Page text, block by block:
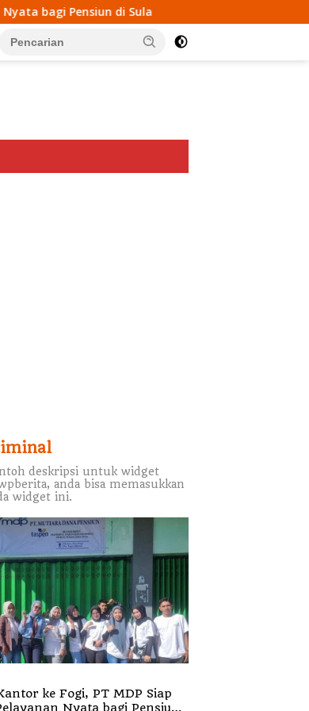
di Sula Wakil Ketua Komisi I DPRD Sula
deskripsi untuk widget
anda bisa memasukkan
widget ini.
ke Fogi, PT MDP Siap
Nyata bagi Pensiun